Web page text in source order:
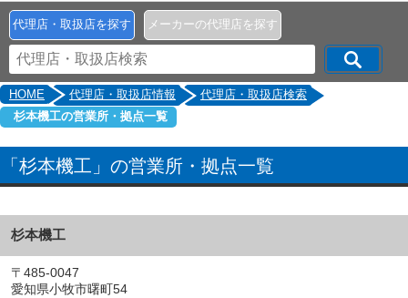
代理店・取扱店を探す メーカーの代理店を探す
HOME 代理店・取扱店情報
代理店・取扱店検索
杉本機工の営業所・拠点一覧
「杉本機工」の営業所・拠点一覧
杉本機工
〒485-0047
愛知県小牧市曙町54